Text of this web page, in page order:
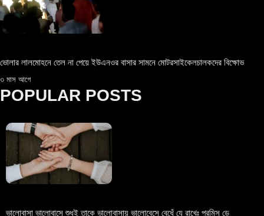
ভোলার লালমোহনে তেল না পেয়ে ইউএনওর বাসার সামনে মোটরসাইকেলচালকদের বিক্ষোভ
৩ মাস আগে
POPULAR POSTS
ভালোবাসা ভালোবাসে শুধুই তাকে ভালোবাসায় ভালোবেসে বেধেঁ যে রাখেঃ প্রমিস ডে